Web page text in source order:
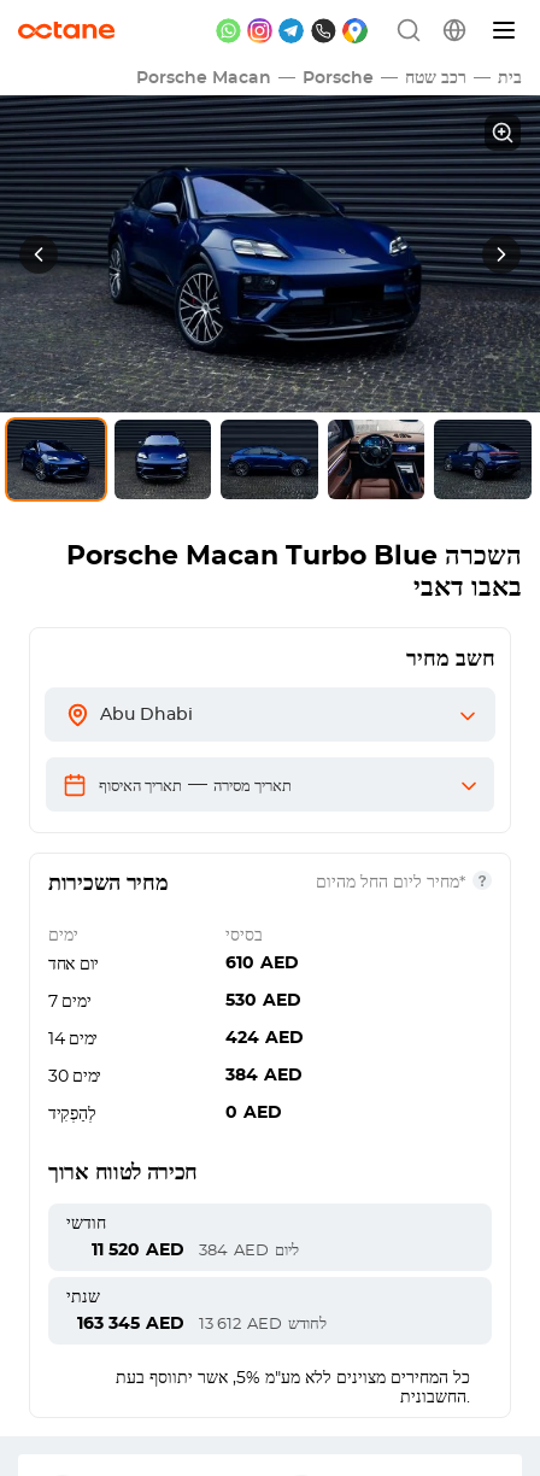
בית רכב שטח Porsche
Porsche Macan
השכרה Porsche Macan Turbo Blue
באבו דאבי
חשב מחיר
Abu Dhabi
תאריך האיסוף — תאריך מסירה
מחיר השכירות *מחיר ליום החל מהיום
ימים
בסיסי
יום אחד
610 AED
7 ימים 530 AED
14 ימים 424 AED
30 ימים 384 AED
לְהַפְקִיד 0 AED
חכירה לטווח ארוך
חודשי
11 520 AED 384 AED ליום
שנתי
163 345 AED 13 612 AED לחודש
כל המחירים מצוינים ללא מע"מ 5%, אשר יתווסף בעת
החשבונית.